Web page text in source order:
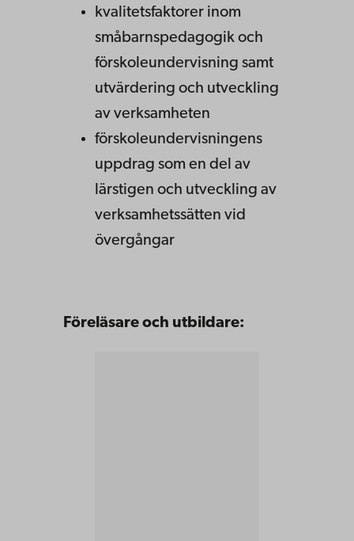
kvalitetsfaktorer inom
småbarnspedagogik och
förskoleundervisning samt
utvärdering och utveckling
av verksamheten
förskoleundervisningens
uppdrag som en del av
lärstigen och utveckling av
verksamhetssätten vid
övergångar
Föreläsare och utbildare: